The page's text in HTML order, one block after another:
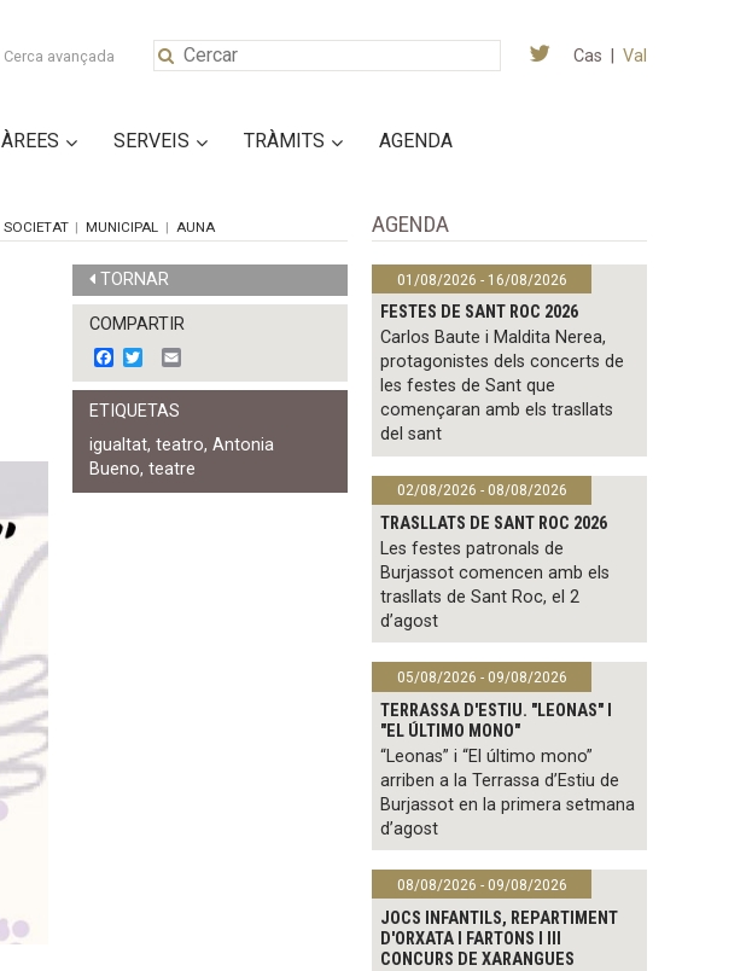
Cerca avançada Cas Val
ÀREES SERVEIS TRÀMITS AGENDA
SOCIETAT MUNICIPAL AUNA
TORNAR
COMPARTIR
F
a
c
e
b
o
o
k
w
i
t
t
e
r
m
a
l
ETIQUETAS
igualtat,teatro,Antonia
Bueno,teatre
AGENDA
01/08/2026 - 16/08/2026
FESTES DE SANT ROC 2026
Carlos Baute i Maldita Nerea,
protagonistes dels concerts de
les festes de Sant que
començaran amb els trasllats
del sant
02/08/2026 - 08/08/2026
TRASLLATS DE SANT ROC 2026
Les festes patronals de
Burjassot comencen amb els
trasllats de Sant Roc, el 2
d’agost
05/08/2026 - 09/08/2026
TERRASSA D'ESTIU. "LEONAS" I
"EL ÚLTIMO MONO"
“Leonas” i “El último mono”
arriben a la Terrassa d’Estiu de
Burjassot en la primera setmana
d’agost
08/08/2026 - 09/08/2026
JOCS INFANTILS, REPARTIMENT
D'ORXATA I FARTONS I III
CONCURS DE XARANGUES